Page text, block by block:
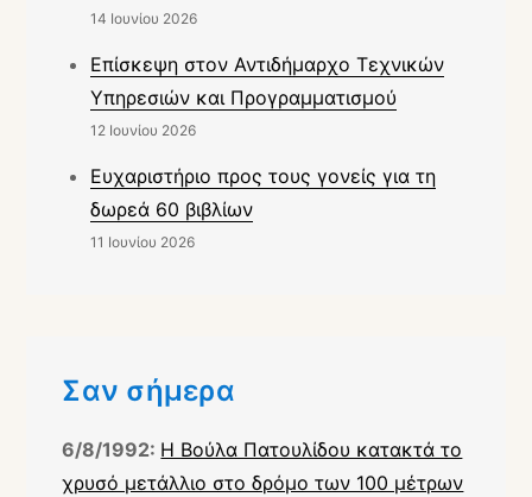
14 Ιουνίου 2026
Επίσκεψη στον Αντιδήμαρχο Τεχνικών
Υπηρεσιών και Προγραμματισμού
12 Ιουνίου 2026
Ευχαριστήριο προς τους γονείς για τη
δωρεά 60 βιβλίων
11 Ιουνίου 2026
Σαν σήμερα
6/8/1992: Η Βούλα Πατουλίδου κατακτά το
χρυσό μετάλλιο στο δρόμο των 100 μέτρων